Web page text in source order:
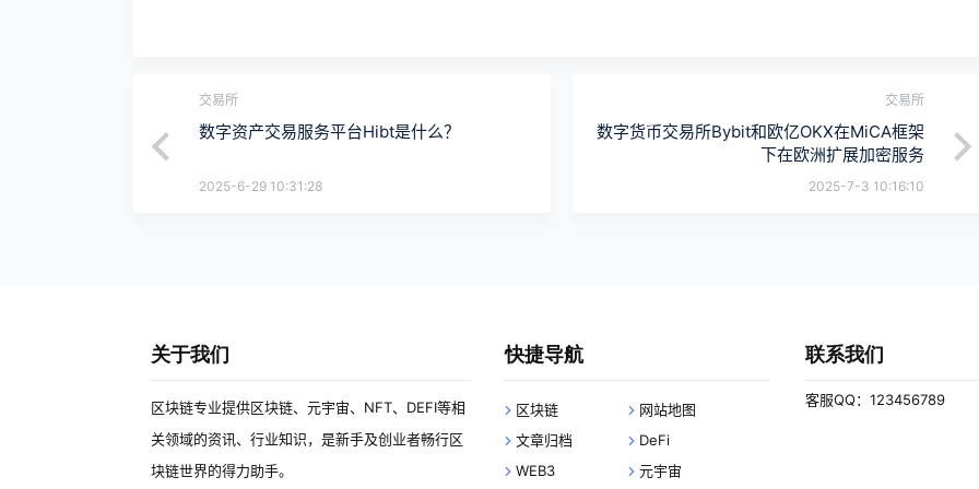
交易所
数字资产交易服务平台Hibt是什么？
2025-6-29 10:31:28
交易所
数字货币交易所Bybit和欧亿OKX在MiCA框架
下在欧洲扩展加密服务
2025-7-3 10:16:10
关于我们
区块链专业提供区块链、元宇宙、NFT、DEFI等相
关领域的资讯、行业知识，是新手及创业者畅行区
块链世界的得力助手。
快捷导航
区块链
网站地图
文章归档
DeFi
WEB3
元宇宙
联系我们
客服QQ：123456789